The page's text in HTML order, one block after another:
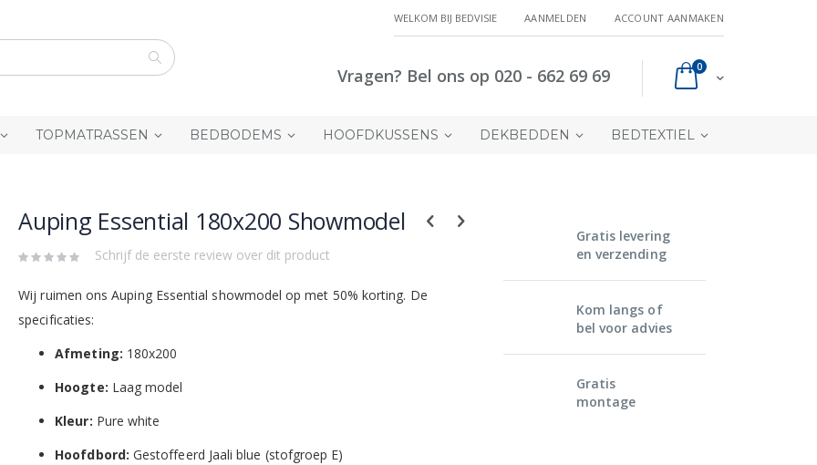
WELKOM BIJ BEDVISIE AANMELDEN ACCOUNT AANMAKEN
Cart
0producten
Vragen? Bel ons op 020 - 662 69 69
TOPMATRASSEN BEDBODEMS HOOFDKUSSENS DEKBEDDEN BEDTEXTIEL
Auping Essential 180x200 Showmodel
Schrijf de eerste review over dit product
Wij ruimen ons Auping Essential showmodel op met 50% korting. De
specificaties:
Afmeting: 180x200
Hoogte: Laag model
Kleur: Pure white
Hoofdbord: Gestoffeerd Jaali blue (stofgroep E)
Gratis levering
en verzending
Kom langs of
bel voor advies
Gratis
montage